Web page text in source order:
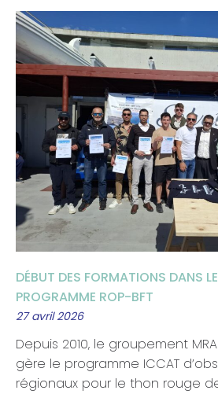
DÉBUT DES FORMATIONS DANS
PROGRAMME ROP-BFT
27 avril 2026
Depuis 2010, le groupement
gère le programme ICCAT
régionaux pour le thon rouge